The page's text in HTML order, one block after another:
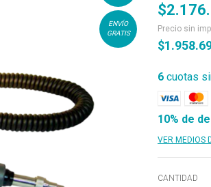
ENVÍO
GRATIS
Precio sin
6 cuotas
10% de
VER MEDIOS
CANTIDAD